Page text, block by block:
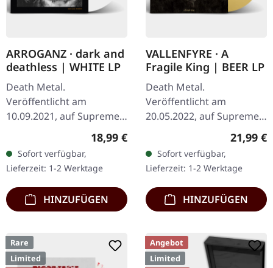
ARROGANZ · dark and
deathless | WHITE LP
Death Metal.
Veröffentlicht am
10.09.2021, auf Supreme
Chaos Records. Weißes
Vinyl im schweren Cover
mit Insert. Limitiert auf
200 handnummerierte…
Regulärer Preis:
18,99 €
Sofort verfügbar,
Lieferzeit: 1-2 Werktage
HINZUFÜGEN
VALLENFYRE · A
Fragile King | BEER LP
Death Metal.
Veröffentlicht am
20.05.2022, auf Supreme
Transparent Beige/Bier
180g Vinyl mit Insert im
schweren, matten Cover.…
21,99 €
Sofort verfügbar,
Lieferzeit: 1-2 Werktage
HINZUFÜGEN
Rare
Limited
Angebot
Limited